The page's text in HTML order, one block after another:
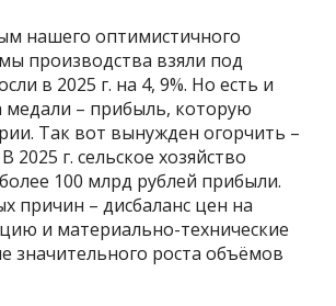
нашего оптимистичного
производства взяли под
в 2025 г. на 4, 9%. Но есть и
медали – прибыль, которую
Так вот вынужден огорчить –
2025 г. сельское хозяйство
100 млрд рублей прибыли.
причин – дисбаланс цен на
и материально-технические
значительного роста объёмов